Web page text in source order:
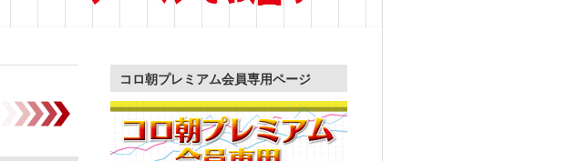
コロ朝プレミアム会員専用ページ